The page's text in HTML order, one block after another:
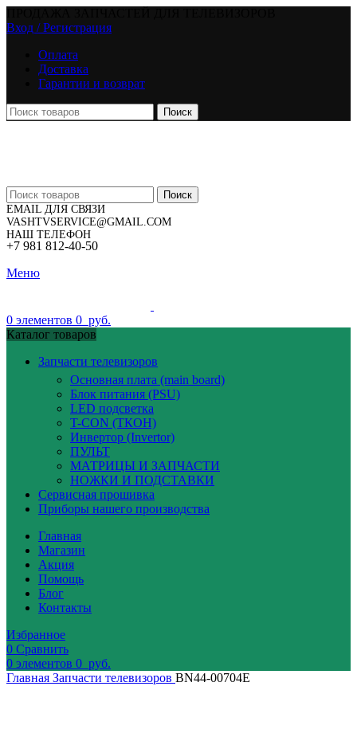
Вход / Регистрация
Оплата
Доставка
Гарантии и возврат
Поиск
Поиск
EMAIL ДЛЯ СВЯЗИ
VASHTVSERVICE@GMAIL.COM
НАШ ТЕЛЕФОН
+7 981 812-40-50
Меню
0 элементов 0 руб.
Каталог товаров
Запчасти телевизоров
Основная плата (main board)
Блок питания (PSU)
LED подсветка
T-CON (ТКОН)
Инвертор (Invertor)
ПУЛЬТ
МАТРИЦЫ И ЗАПЧАСТИ
НОЖКИ И ПОДСТАВКИ
Сервисная прошивка
Приборы нашего производства
Главная
Магазин
Акция
Помощь
Блог
Контакты
Избранное
0 Сравнить
0 элементов 0 руб.
Главная Запчасти телевизоров BN44-00704E